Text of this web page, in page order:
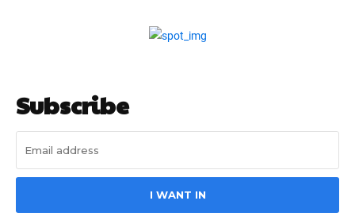
Subscribe
I WANT IN